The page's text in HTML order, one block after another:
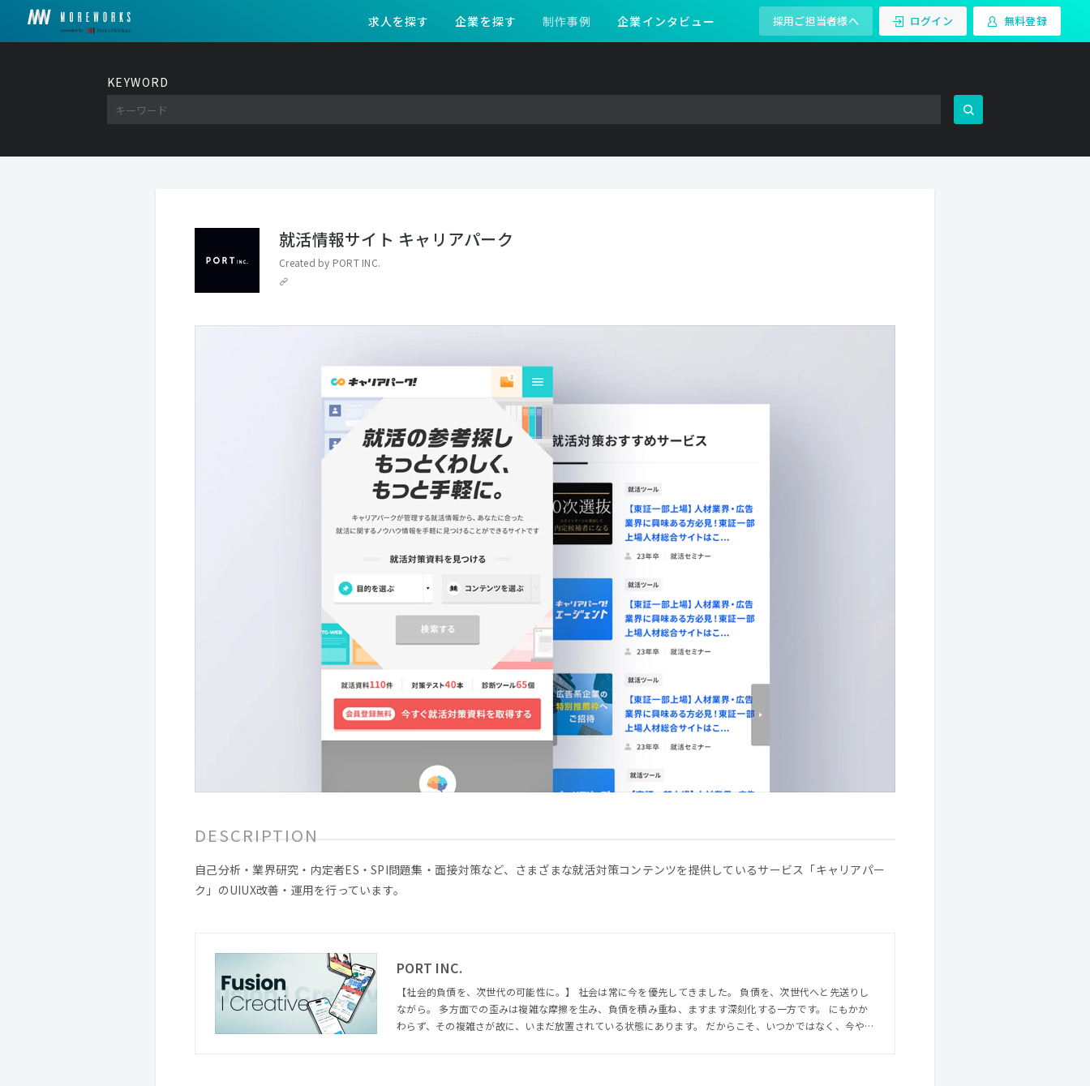
求人を探す 企業を探す 制作事例 企業インタビュー 採用ご担当者様へ ログイン 無料登録
KEYWORD
就活情報サイト キャリアパーク
Created by PORT INC.
DESCRIPTION
自己分析・業界研究・内定者ES・SPI問題集・面接対策など、さまざまな就活対策コンテンツを提供しているサービス「キャリアパー
ク」のUIUX改善・運用を行っています。
PORT INC.
【社会的負債を、次世代の可能性に。】 社会は常に今を優先してきました。 負債を、次世代へと先送りし
ながら。 多⽅⾯での歪みは複雑な摩擦を⽣み、負債を積み重ね、ますます深刻化する⼀⽅です。 にもかか
わらず、その複雑さが故に、いまだ放置されている状態にあります。 だからこそ、いつかではなく、今や